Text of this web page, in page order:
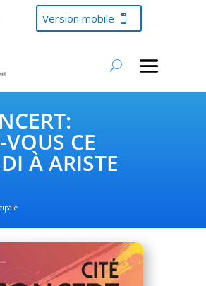
Version mobile
CE
À ARISTE